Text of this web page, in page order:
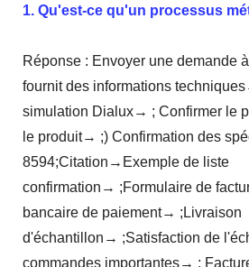
1. Qu'est-ce qu'un processus
Réponse : Envoyer une demande
fournit des informations
simulation Dialux→ ; Confirmer le
le produit→ ;) Confirmation des
8594;Citation→Exemple de liste
confirmation→ ;Formulaire de
bancaire de paiement→ ;Livraison
d'échantillon→ ;Satisfaction de
commandes importantes→ ;